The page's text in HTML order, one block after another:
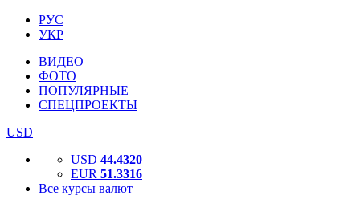
РУС
УКР
ВИДЕО
ФОТО
ПОПУЛЯРНЫЕ
СПЕЦПРОЕКТЫ
USD
USD 44.4320
EUR 51.3316
Все курсы валют